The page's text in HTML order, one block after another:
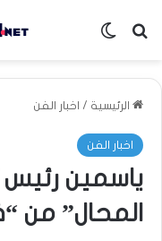
بحث عنالوضع المظلم
الرئيسية / اخبار الفن
اخبار الفن
ياسمين
المحال” من